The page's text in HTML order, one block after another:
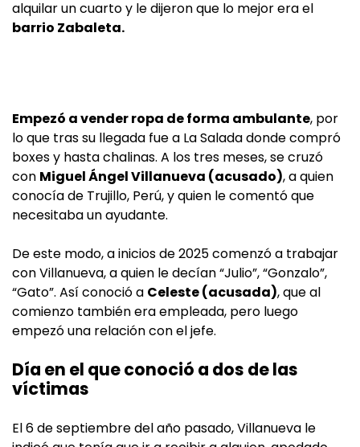
alquilar un cuarto y le dijeron que lo mejor era el
barrio Zabaleta.
Empezó a vender ropa de forma ambulante, por
lo que tras su llegada fue a La Salada donde compró
boxes y hasta chalinas. A los tres meses, se cruzó
con Miguel Ángel Villanueva (acusado), a quien
conocía de Trujillo, Perú, y quien le comentó que
necesitaba un ayudante.
De este modo, a inicios de 2025 comenzó a trabajar
con Villanueva, a quien le decían “Julio”, “Gonzalo”,
“Gato”. Así conoció a Celeste (acusada), que al
comienzo también era empleada, pero luego
empezó una relación con el jefe.
Día en el que conoció a dos de las
víctimas
El 6 de septiembre del año pasado, Villanueva le